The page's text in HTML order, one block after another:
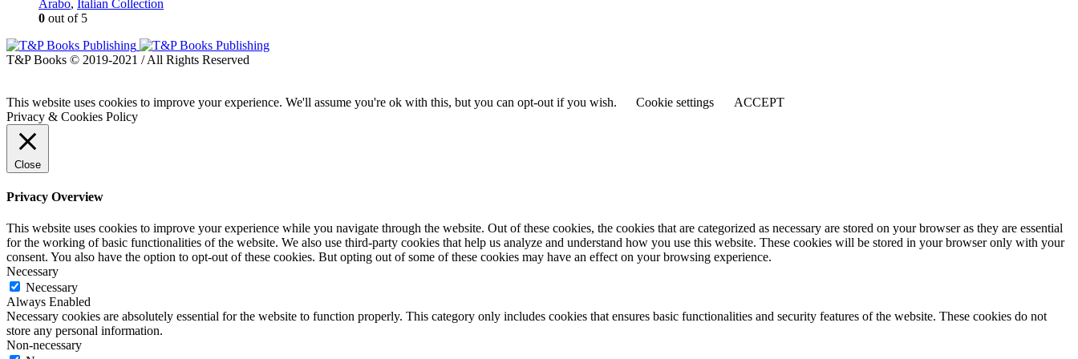
Arabo, Italian Collection
0 out of 5
T&P Books © 2019-2021 / All Rights Reserved
This website uses cookies to improve your experience. We'll assume you're ok with this, but you can opt-out if you wish. Cookie settings
ACCEPT
Privacy & Cookies Policy
Close
Privacy Overview
This website uses cookies to improve your experience while you navigate through the website. Out of these cookies, the cookies that are categorized as necessary are stored on your browser as they are essential
for the working of basic functionalities of the website. We also use third-party cookies that help us analyze and understand how you use this website. These cookies will be stored in your browser only with your
consent. You also have the option to opt-out of these cookies. But opting out of some of these cookies may have an effect on your browsing experience.
Necessary
Necessary
Always Enabled
Necessary cookies are absolutely essential for the website to function properly. This category only includes cookies that ensures basic functionalities and security features of the website. These cookies do not
store any personal information.
Non-necessary